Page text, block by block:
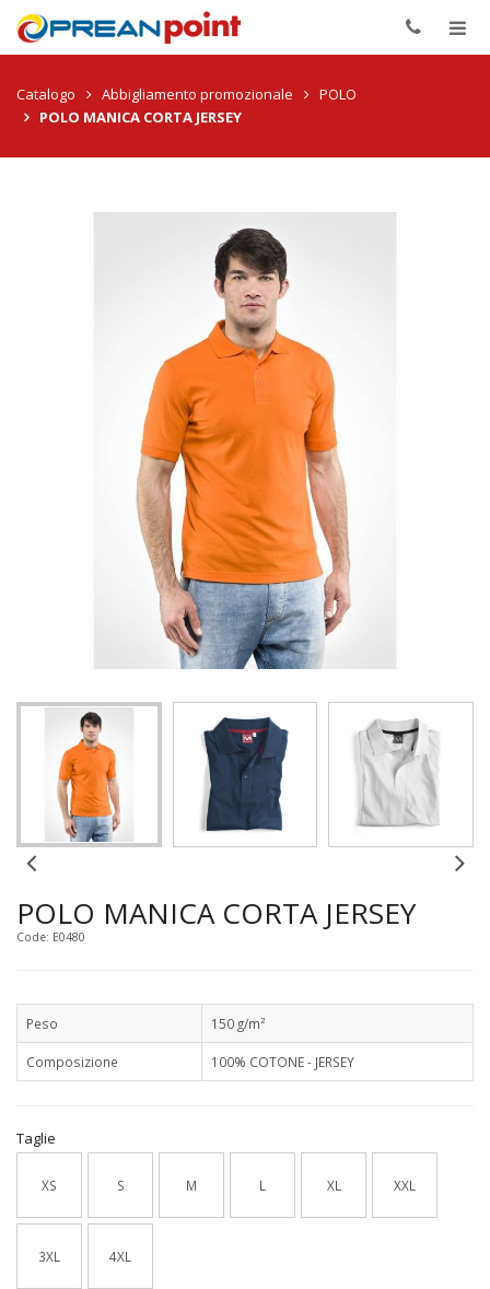
Catalogo
Abbigliamento promozionale
POLO
POLO MANICA CORTA JERSEY
POLO MANICA CORTA JERSEY
Code: E0480
Peso 150 g/m²
Composizione 100% COTONE - JERSEY
Taglie
XS S M L XL XXL
3XL 4XL